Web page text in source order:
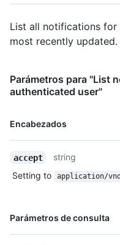
List all notifications
most recently updated.
Parámetros para "List
authenticated user"
Encabezados
Nombre,
accept
string
Setting to
application/
Parámetros de consulta
Nombre,